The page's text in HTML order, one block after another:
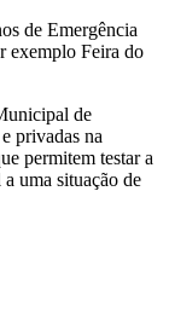
de Emergência
exemplo Feira do
de
privadas na
permitem testar a
uma situação de